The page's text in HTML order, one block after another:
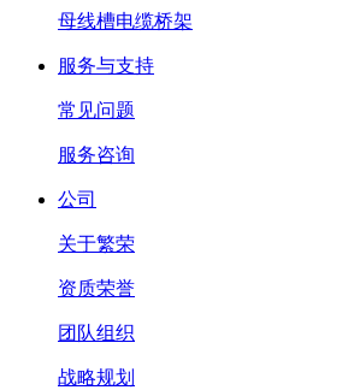
母线槽电缆桥架
服务与支持
常见问题
服务咨询
公司
关于繁荣
资质荣誉
团队组织
战略规划